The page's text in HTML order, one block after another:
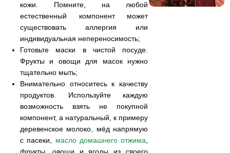
кожи. Помните, на любой
естественный компонент может
существовать аллергия или
индивидуальная непереносимость;
Готовьте маски в чистой посуде.
Фрукты и овощи для масок нужно
тщательно мыть;
Внимательно относитесь к качеству
продуктов. Используйте каждую
возможность взять не покупной
компонент, а натуральный, к примеру
деревенское молоко, мёд напрямую
с пасеки, масло домашнего отжима